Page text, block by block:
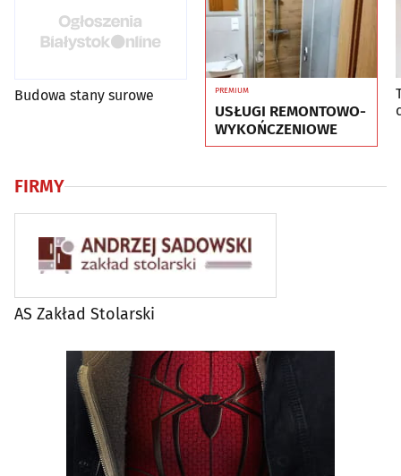
Budowa stany surowe PREMIUM
USŁUGI REMONTOWO-
WYKOŃCZENIOWE
FIRMY
AS Zakład Stolarski